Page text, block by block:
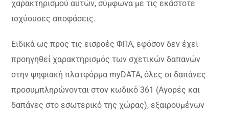
χαρακτηρισμού αυτών, σύμφωνα με τις εκάστοτε
ισχύουσες αποφάσεις.
Ειδικά ως προς τις εισροές ΦΠΑ, εφόσον δεν έχει
προηγηθεί χαρακτηρισμός των σχετικών δαπανών
στην ψηφιακή πλατφόρμα myDATA, όλες οι δαπάνες
προσυμπληρώνονται στον κωδικό 361 (Αγορές και
δαπάνες στο εσωτερικό της χώρας), εξαιρουμένων